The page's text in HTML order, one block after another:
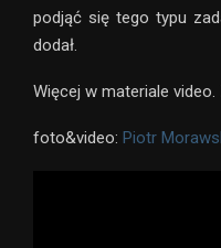
podjąć się tego typu
dodał.
Więcej w materiale
foto&video: Piotr